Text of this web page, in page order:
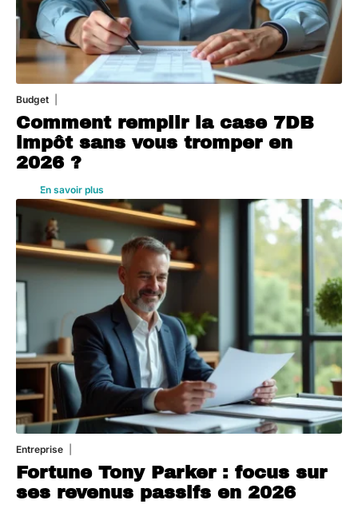
Budget
Comment remplir la case 7DB
impôt sans vous tromper en
2026 ?
En savoir plus
Entreprise
Fortune Tony Parker : focus sur
ses revenus passifs en 2026